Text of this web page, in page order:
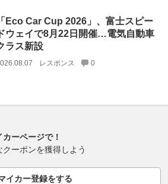
「Eco Car Cup 2026」、富士スピー
ドウェイで8月22日開催…電気自動車
ラス新設
レスポンス 0
ーページで！
ーポンを獲得しよう
イカー登録をする